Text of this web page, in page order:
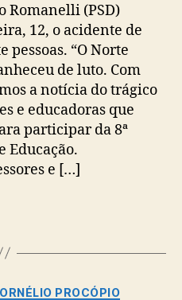
Romanelli (PSD)
12, o acidente de
“O Norte
de luto. Com
a notícia do trágico
e educadoras que
participar da 8ª
Educação.
e […]
CategoriasPROCÓPIO